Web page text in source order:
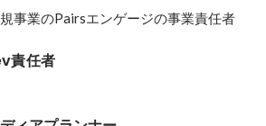
事業のPairsエンゲージの事業責任者
責任者